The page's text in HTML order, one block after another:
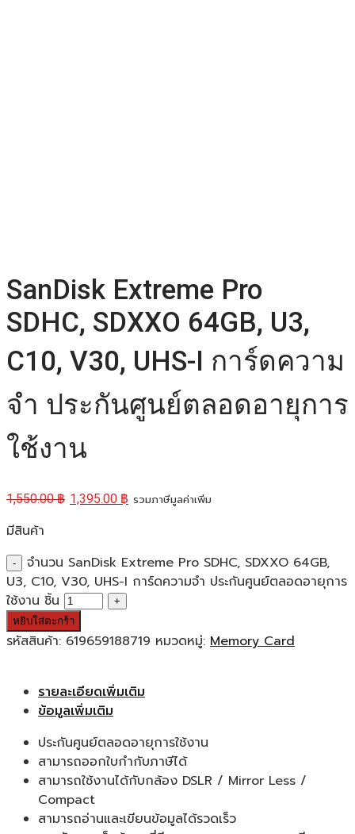
SanDisk Extreme Pro
SDHC, SDXXO 64GB, U3,
C10, V30, UHS-I การ์ดความ
จำ ประกันศูนย์ตลอดอายุการ
ใช้งาน
1,550.00฿ 1,395.00 ฿ รวมภาษีมูลค่าเพิ่ม
มีสินค้า
จำนวน SanDisk Extreme Pro SDHC, SDXXO 64GB,
U3, C10, V30, UHS-I การ์ดความจำ ประกันศูนย์ตลอดอายุการ
ใช้งาน ชิ้น
หยิบใส่ตะกร้า
รหัสสินค้า: 619659188719 หมวดหมู่: Memory Card
รายละเอียดเพิ่มเติม
ข้อมูลเพิ่มเติม
ประกันศูนย์ตลอดอายุการใช้งาน
สามารถออกใบกำกับภาษีได้
สามารถใช้งานได้กับกล้อง DSLR / Mirror Less /
Compact
สามารถอ่านและเขียนข้อมูลได้รวดเร็ว